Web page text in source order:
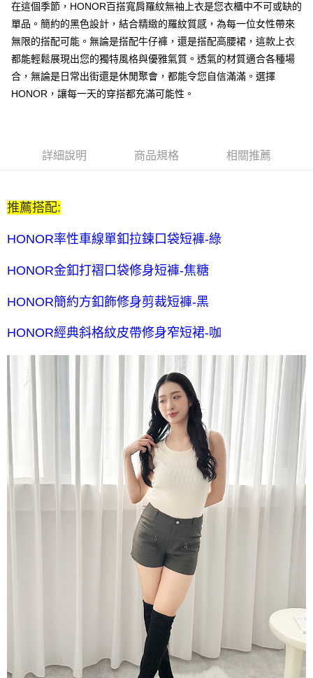
運送方式
全家取貨付款 -訂單滿 $2000 元即享免運服務，未滿則另收
$80 元物流費用。
每筆NT$80，滿NT$2,000(含以上)免運費
全家付款後取貨-訂單滿 $2000 元即享免運服務-未滿則另收
7-11取貨付款-訂單滿 $2000 元即享免運服務-未滿則另收 $80
7-11付款後取貨-訂單滿 $2000 元即享免運服務-未滿則另收
$80 元物流費
宅配送到家-訂單滿 $2000 元即享免運服務-未滿則另收 $120 元物
流費
在這個季節，HONOR百搭寬肩羅紋無袖上衣是您衣櫃中不可或缺的
單品。簡約的黑色設計，結合精緻的羅紋質感，為每一位女性帶來
無限的搭配可能。無論是搭配牛仔褲，還是搭配高腰裙，這款上衣
都能輕鬆展現出您的獨特風格與優雅氣質。透氣的材質適合各種場
合，無論是日常出街還是休閒聚會，都能令您自信滿滿。選擇
HONOR，讓每一天的穿搭都充滿可能性。
詳細說明 商品規格 相關推薦
推薦搭配:
HONOR率性車線單釦拉鍊口袋短褲-綠
HONOR金釦打褶口袋修身短褲-焦糖
HONOR簡約方釦飾修身剪裁短褲-黑
HONOR經典斜格紋皮帶修身窄短裙-咖